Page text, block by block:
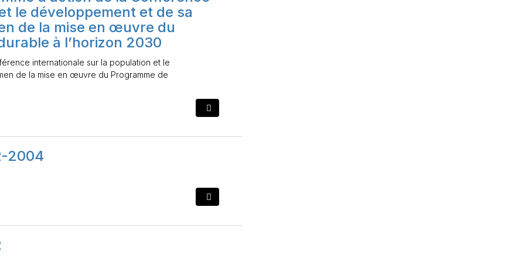
le développement et de sa
de la mise en œuvre du
à l’horizon 2030
internationale sur la population et le
de la mise en œuvre du Programme de
2004